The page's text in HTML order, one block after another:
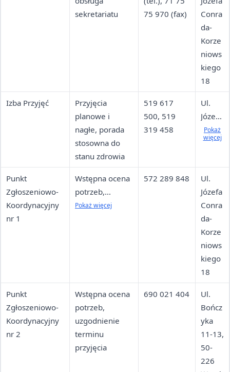
sekretariatu
75 970 (fax)
Conra
da-
Korze
niows
kiego
18
Izba Przyjęć
Przyjęcia
planowe i
nagłe, porada
stosowna do
stanu zdrowia
519 617
500, 519
319 458
Ul.
Józefa
Conra
da-
niows
kiego
18,
bud.
"G",
wejści
e od
ul.
Krasz
ewski
ego
Pokaż
więcej
Punkt
Zgłoszeniowo-
Koordynacyjny
nr 1
Wstępna ocena
potrzeb,
uzgodnienie
Pokaż więcej
572 289 848
Ul.
Józefa
Conra
da-
Korze
niows
kiego
18
Punkt
Zgłoszeniowo-
Koordynacyjny
nr 2
Wstępna ocena
potrzeb,
uzgodnienie
terminu
przyjęcia
690 021 404
Ul.
Bończ
yka
11-13,
50-
226